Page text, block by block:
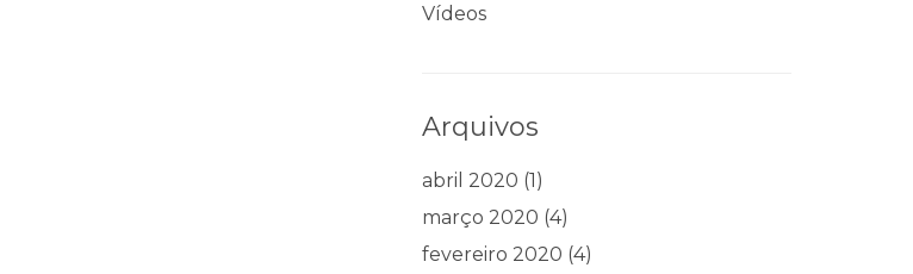
Vídeos
Arquivos
abril 2020 (1)
março 2020 (4)
fevereiro 2020 (4)